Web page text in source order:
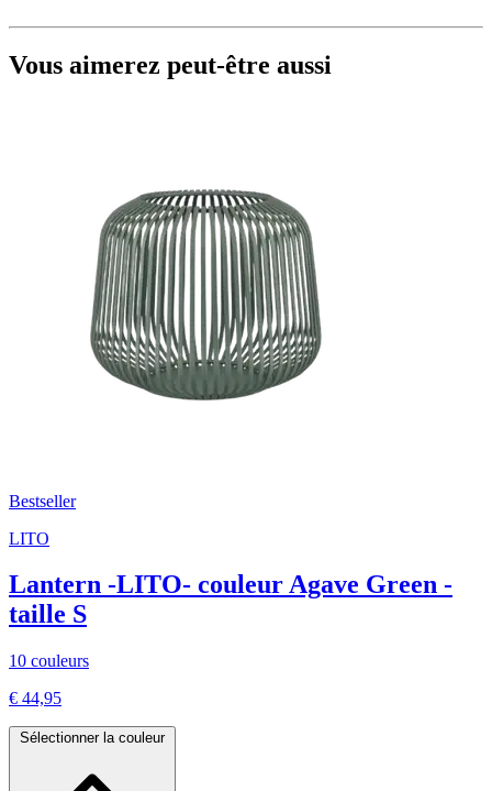
Vous aimerez peut-être aussi
Bestseller
LITO
Lantern -LITO- couleur Agave Green -
taille S
10 couleurs
€ 44,95
Sélectionner la couleur